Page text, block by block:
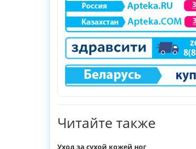
Читайте также
Уход за сухой кожей ног